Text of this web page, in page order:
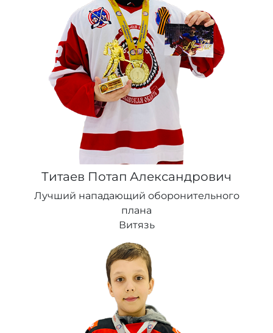
Титаев Потап Александрович
Лучший нападающий оборонительного
плана
Витязь